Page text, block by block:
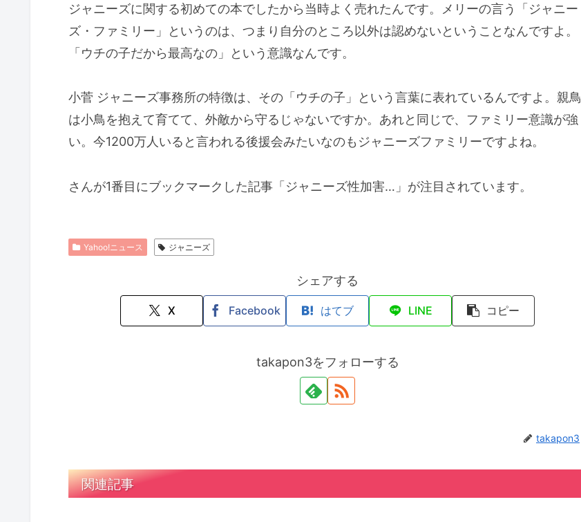
ジャニーズに関する初めての本でしたから当時よく売れたんです。メリーの言う「ジャニー
ズ・ファミリー」というのは、つまり自分のところ以外は認めないということなんですよ。
「ウチの子だから最高なの」という意識なんです。
小菅 ジャニーズ事務所の特徴は、その「ウチの子」という言葉に表れているんですよ。親鳥
は小鳥を抱えて育てて、外敵から守るじゃないですか。あれと同じで、ファミリー意識が強
い。今1200万人いると言われる後援会みたいなのもジャニーズファミリーですよね。
さんが1番目にブックマークした記事「ジャニーズ性加害…」が注目されています。
Yahoo!ニュース ジャニーズ
シェアする
X Facebook はてブ LINE コピー
takapon3をフォローする
takapon3
関連記事